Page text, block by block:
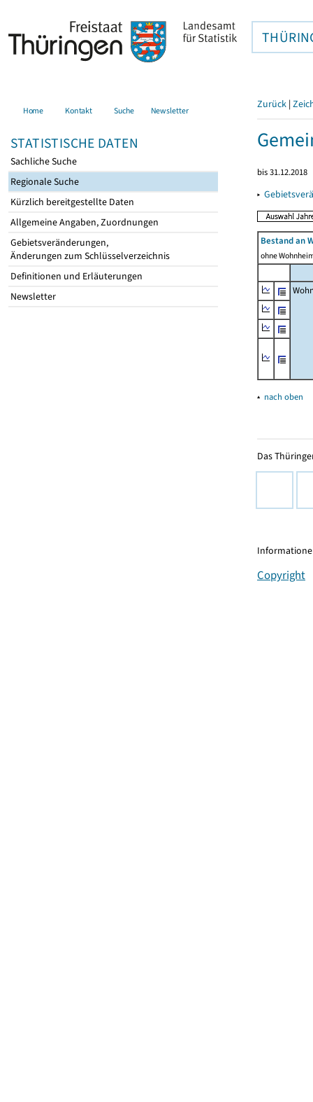
Home Kontakt Suche Newsletter
STATISTISCHE DATEN
Sachliche Suche
Regionale Suche
Kürzlich bereitgestellte Daten
Allgemeine Angaben, Zuordnungen
Gebietsveränderungen,
Änderungen zum Schlüsselverzeichnis
Definitionen und Erläuterungen
Newsletter
Zurück |
bis 31.12.2018
▸
Bestand an
ohne
▴ nach oben
Das
Copyright